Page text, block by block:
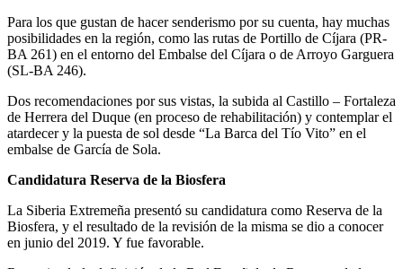
Para los que gustan de hacer senderismo por su cuenta, hay muchas
posibilidades en la región, como las rutas de Portillo de Cíjara (PR-
BA 261) en el entorno del Embalse del Cíjara o de Arroyo Garguera
(SL-BA 246).
Dos recomendaciones por sus vistas, la subida al Castillo – Fortaleza
de Herrera del Duque (en proceso de rehabilitación) y contemplar el
atardecer y la puesta de sol desde “La Barca del Tío Vito” en el
embalse de García de Sola.
Candidatura Reserva de la Biosfera
La Siberia Extremeña presentó su candidatura como Reserva de la
Biosfera, y el resultado de la revisión de la misma se dio a conocer
en junio del 2019. Y fue favorable.